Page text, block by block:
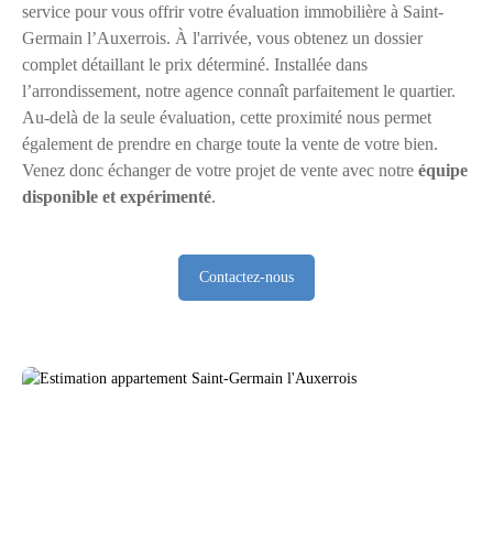
service pour vous offrir votre évaluation immobilière à Saint-
Germain l’Auxerrois. À l'arrivée, vous obtenez un dossier
complet détaillant le prix déterminé. Installée dans
l’arrondissement, notre agence connaît parfaitement le quartier.
Au-delà de la seule évaluation, cette proximité nous permet
également de prendre en charge toute la vente de votre bien.
Venez donc échanger de votre projet de vente avec notre équipe
disponible et expérimenté.
Contactez-nous